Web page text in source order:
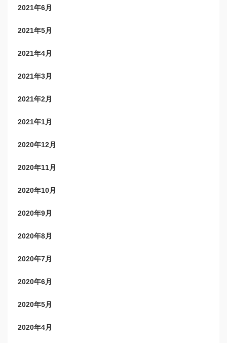
2021年6月
2021年5月
2021年4月
2021年3月
2021年2月
2021年1月
2020年12月
2020年11月
2020年10月
2020年9月
2020年8月
2020年7月
2020年6月
2020年5月
2020年4月